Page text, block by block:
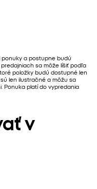
a postupne budú
sa môže líšiť podľa
položky budú dostupné len
len ilustračné a môžu sa
Ponuka platí do vypredania
v